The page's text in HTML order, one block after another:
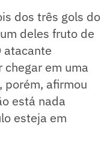
dos três gols do
deles fruto de
atacante
em uma
porém, afirmou
está nada
esteja em